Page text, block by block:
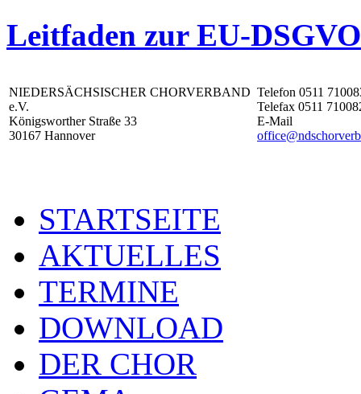
Leitfaden zur EU-
NIEDERSÄCHSISCHER CHORVERBAND
e.V.
Königsworther Straße 33
30167 Hannover
Telefon 0511
Telefax 0511
E-Mail
STARTSEITE
AKTUELLES
TERMINE
DOWNLOAD
DER CHOR